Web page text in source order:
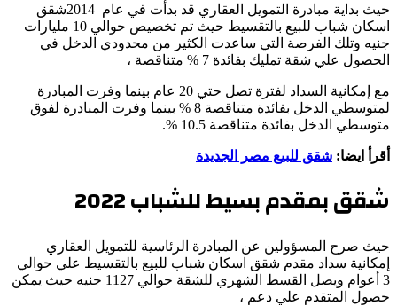
حيث بداية مبادرة التمويل العقاري قد بدأت في عام 2014شقق
اسكان شباب للبيع بالتقسيط حيث تم تخصيص حوالي 10 مليارات
جنيه وتلك الفرصة التي ساعدت الكثير من محدودي الدخل في
الحصول علي شقة تمليك بفائدة 7 % متناقصة ،
مع إمكانية السداد لفترة تصل حتي 20 عام بينما وفرت المبادرة
لمتوسطي الدخل بفائدة متناقصة 8 % بينما وفرت المبادرة لفوق
متوسطي الدخل بفائدة متناقصة 10.5 %.
أقرأ ايضا: شقق للبيع مصر الجديدة
شقق بمقدم بسيط للشباب2022
حيث صرح المسؤولين عن المبادرة الرئاسية للتمويل العقاري
إمكانية سداد مقدم شقق اسكان شباب للبيع بالتقسيط علي حوالي
3 أعوام ويصل القسط الشهري للشقة حوالي 1127 جنيه حيث يمكن
حصول المتقدم علي دعم ،